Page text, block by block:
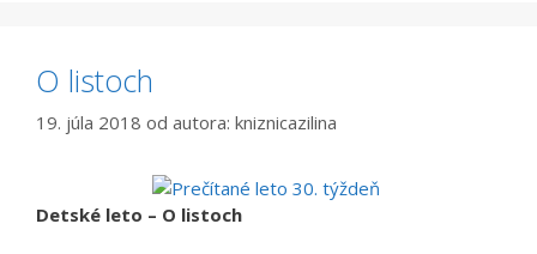
O listoch
19. júla 2018 od autora: kniznicazilina
Detské leto – O listoch